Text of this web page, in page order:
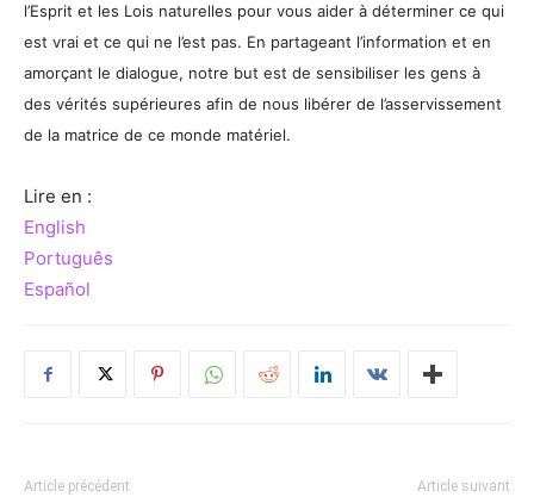
l’Esprit et les Lois naturelles pour vous aider à déterminer ce qui
est vrai et ce qui ne l’est pas. En partageant l’information et en
amorçant le dialogue, notre but est de sensibiliser les gens à
des vérités supérieures afin de nous libérer de l’asservissement
de la matrice de ce monde matériel.
Lire en :
English
Português
Español
Article précédent Article suivant